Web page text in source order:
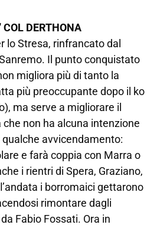
COL DERTHONA
lo Stresa, rinfrancato dal
Il punto conquistato
migliora più di tanto la
più preoccupante dopo il ko
ma serve a migliorare il
non ha alcuna intenzione
avvicendamento:
e farà coppia con Marra o
i rientri di Spera, Graziano,
i borromaici gettarono
rimontare dagli
Fabio Fossati. Ora in